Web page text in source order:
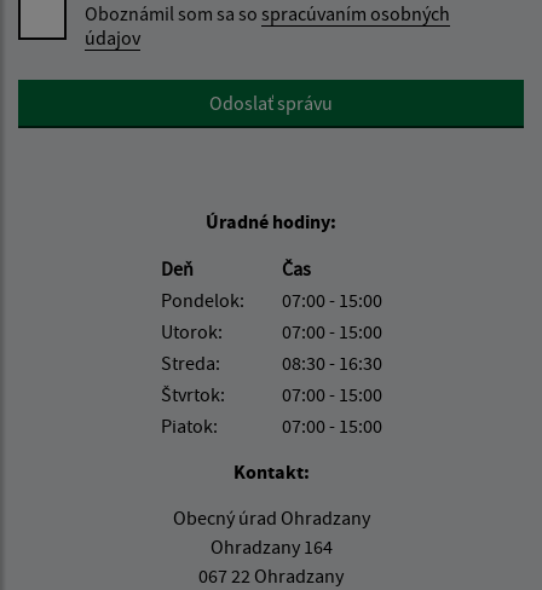
Oboznámil som sa so spracúvaním osobných
údajov
Google reCaptcha ResponseOdoslať správu
Úradné hodiny:
Deň
Čas
Pondelok:
07:00 - 15:00
Utorok:
07:00 - 15:00
Streda:
08:30 - 16:30
Štvrtok:
07:00 - 15:00
Piatok:
07:00 - 15:00
Kontakt:
Obecný úrad Ohradzany
Ohradzany 164
067 22 Ohradzany